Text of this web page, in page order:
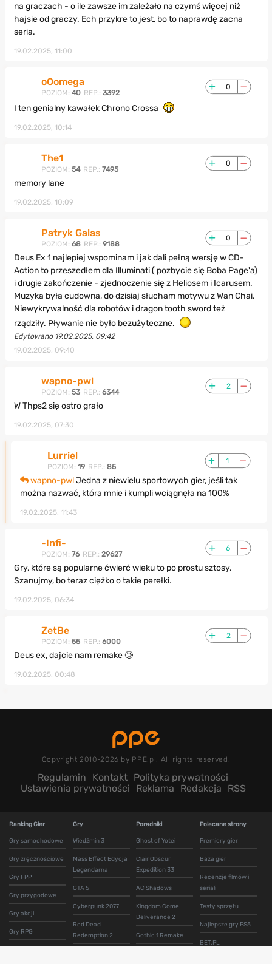
na graczach - o ile zawsze im zależało na czymś więcej niż
hajsie od graczy. Ech przykre to jest, bo to naprawdę zacna
seria.
19.02.2025, 11:00
oOomega
POZIOM: 40 REP.: 3392
0
I ten genialny kawałek Chrono Crossa
19.02.2025, 10:14
The1
POZIOM: 54 REP.: 7495
0
memory lane
19.02.2025, 10:09
Patryk Galas
POZIOM: 68 REP.: 9188
0
Deus Ex 1 najlepiej wspominam i jak dali pełną wersję w CD-
Action to przeszedłem dla Illuminati ( pozbycie się Boba Page'a)
i drugie zakończenie - zjednoczenie się z Heliosem i Icarusem.
Muzyka była cudowna, do dzisiaj słucham motywu z Wan Chai.
Niewykrywalność dla robotów i dragon tooth sword też
rządziły. Pływanie nie było bezużyteczne.
Edytowano 19.02.2025, 09:42
19.02.2025, 09:40
wapno-pwl
POZIOM: 53 REP.: 6344
2
W Thps2 się ostro grało
19.02.2025, 07:30
Lurriel
POZIOM: 19 REP.: 85
1
wapno-pwlJedna z niewielu sportowych gier, jeśli tak
można nazwać, która mnie i kumpli wciągnęła na 100%
19.02.2025, 11:43
-Infi-
POZIOM: 76 REP.: 29627
6
Gry, które są popularne ćwierć wieku to po prostu sztosy.
Szanujmy, bo teraz ciężko o takie perełki.
19.02.2025, 06:34
ZetBe
POZIOM: 55 REP.: 6000
2
Deus ex, dajcie nam remake 🥲
19.02.2025, 00:48
Copyright 2010-2026 by PPE.pl. All rights reserved.
Regulamin Kontakt Polityka prywatności
Ustawienia prywatności
Reklama Redakcja RSS
Ranking Gier
Gry samochodowe
Gry zręcznościowe
Gry FPP
Gry przygodowe
Gry akcji
Gry RPG
Gry
Wiedźmin 3
Mass Effect Edycja
Legendarna
GTA 5
Cyberpunk 2077
Red Dead
Redemption 2
Poradniki
Ghost of Yotei
Clair Obscur
Expedition 33
AC Shadows
Kingdom Come
Deliverance 2
Gothic 1 Remake
Polecane strony
Premiery gier
Baza gier
Recenzje filmów i
seriali
Testy sprzętu
Najlepsze gry PS5
BET.PL